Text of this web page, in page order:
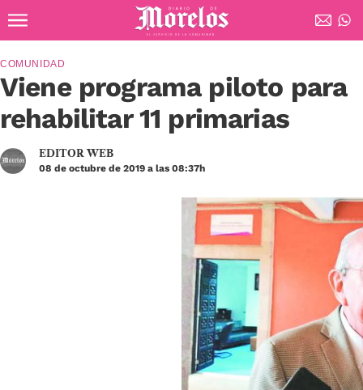
Diario de Morelos
Viene programa piloto para
rehabilitar 11 primarias
COMUNIDAD
EDITOR WEB
08 de octubre de 2019 a las 08:37h